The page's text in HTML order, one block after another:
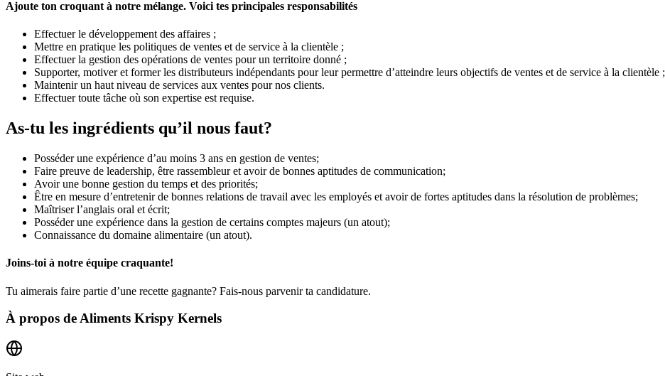
Ajoute ton croquant à notre mélange. Voici tes principales responsabilités
Effectuer le développement des affaires ;
Mettre en pratique les politiques de ventes et de service à la clientèle ;
Effectuer la gestion des opérations de ventes pour un territoire donné ;
Supporter, motiver et former les distributeurs indépendants pour leur permettre d’atteindre leurs objectifs de ventes et de service à la clientèle ;
Maintenir un haut niveau de services aux ventes pour nos clients.
Effectuer toute tâche où son expertise est requise.
As-tu les ingrédients qu’il nous faut?
Posséder une expérience d’au moins 3 ans en gestion de ventes;
Faire preuve de leadership, être rassembleur et avoir de bonnes aptitudes de communication;
Avoir une bonne gestion du temps et des priorités;
Être en mesure d’entretenir de bonnes relations de travail avec les employés et avoir de fortes aptitudes dans la résolution de problèmes;
Maîtriser l’anglais oral et écrit;
Posséder une expérience dans la gestion de certains comptes majeurs (un atout);
Connaissance du domaine alimentaire (un atout).
Joins-toi à notre équipe craquante!
Tu aimerais faire partie d’une recette gagnante? Fais-nous parvenir ta candidature.
À propos deAliments Krispy Kernels